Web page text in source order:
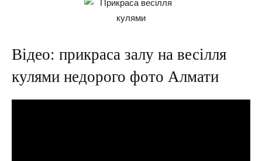
Відео: прикраса залу на весілля
кулями недорого фото Алмати